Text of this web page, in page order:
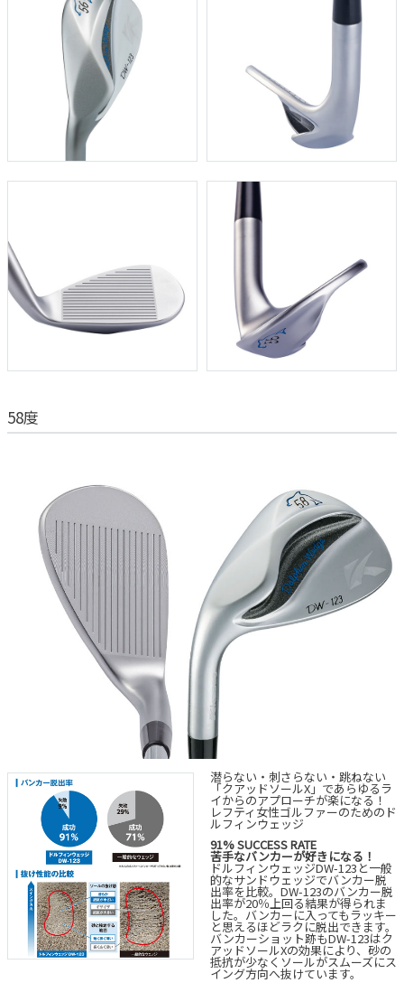
58度
潜らない・刺さらない・跳ねない
「クアッドソールX」であらゆるラ
イからのアプローチが楽になる！
レフティ女性ゴルファーのためのド
ルフィンウェッジ
91% SUCCESS RATE
苦手なバンカーが好きになる！
ドルフィンウェッジDW-123と一般
的なサンドウェッジでバンカー脱
出率を比較。DW-123のバンカー脱
出率が20％上回る結果が得られま
した。バンカーに入ってもラッキー
と思えるほどラクに脱出できます。
バンカーショット跡もDW-123はク
アッドソールXの効果により、砂の
抵抗が少なくソールがスムーズにス
イング方向へ抜けています。